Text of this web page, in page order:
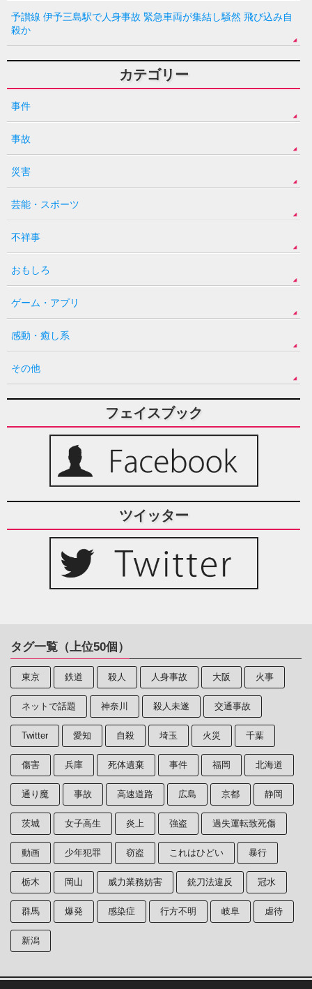
予讃線 伊予三島駅で人身事故 緊急車両が集結し騒然 飛び込み自
殺か
カテゴリー
事件
事故
災害
芸能・スポーツ
不祥事
おもしろ
ゲーム・アプリ
感動・癒し系
その他
フェイスブック
ツイッター
タグ一覧（上位50個）
東京 鉄道 殺人 人身事故 大阪 火事
ネットで話題 神奈川 殺人未遂 交通事故
Twitter 愛知 自殺 埼玉 火災 千葉
傷害 兵庫 死体遺棄 事件 福岡 北海道
通り魔 事故 高速道路 広島 京都 静岡
茨城 女子高生 炎上 強盗 過失運転致死傷
動画 少年犯罪 窃盗 これはひどい 暴行
栃木 岡山 威力業務妨害 銃刀法違反 冠水
群馬 爆発 感染症 行方不明 岐阜 虐待
新潟